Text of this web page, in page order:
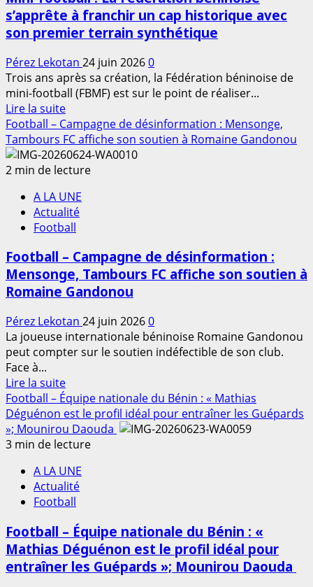
l’engagement
citoyen
sportif
?
s’apprête à franchir un cap historique avec
son premier terrain synthétique
Pérez Lekotan 24 juin 20260
Trois ans après sa création, la Fédération béninoise de
mini-football (FBMF) est sur le point de réaliser...
Lire la suiteEn
savoir
plus
sur
Mini-
:
La
Fédération
s’apprête
à
franchir
cap
historique
avec
premier
terrain
synthétique
Football – Campagne de désinformation : Mensonge,
Tambours FC affiche son soutien à Romaine Gandonou
2 min de lecture
A LA UNE
Actualité
Football
Football – Campagne de désinformation :
Mensonge, Tambours FC affiche son soutien à
Romaine Gandonou
Pérez Lekotan 24 juin 20260
La joueuse internationale béninoise Romaine Gandonou
peut compter sur le soutien indéfectible de son club.
Face à...
Lire la suiteEn
savoir
plus
sur
Football
Campagne
de
désinformation
Mensonge,
Tambours
FC
Football – Équipe nationale du Bénin : « Mathias
Déguénon est le profil idéal pour entraîner les Guépards
»; Mounirou Daouda
3 min de lecture
A LA UNE
Actualité
Football
Football – Équipe nationale du Bénin : «
Mathias Déguénon est le profil idéal pour
entraîner les Guépards »; Mounirou Daouda